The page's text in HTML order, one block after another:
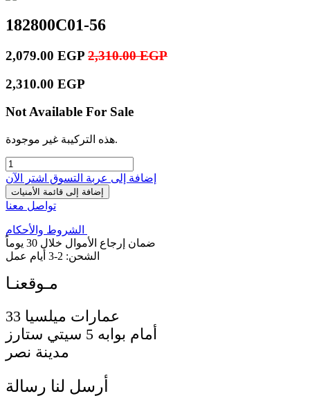
182800C01-56
2,079.00 EGP 2,310.00EGP
2,310.00 EGP
Not Available For Sale
هذه التركيبة غير موجودة.
إضافة إلى عربة التسوق اشترِ الآن
إضافة إلى قائمة الأمنيات
تواصل معنا
الشروط والأحكام
ضمان إرجاع الأموال خلال 30 يوماً
الشحن: 2-3 أيام عمل
أمام بوابه 5 سيتي ستارز
مدينة نصر
أرسل لنا رسالة